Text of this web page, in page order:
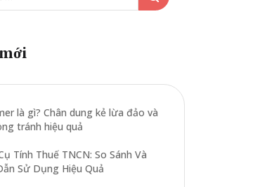
là gì? Chân dung kẻ lừa đảo và
tránh hiệu quả
Tính Thuế TNCN: So Sánh Và
Sử Dụng Hiệu Quả